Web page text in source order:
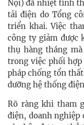
Nội) đã nhiệt tình
tải điện do Tổng
triển khai. Việc
công ty giảm được
thụ hàng tháng
trong việc phối hợp
pháp chống tổn
dưỡng hệ thống
Rõ ràng khi tham
điện, doanh nghiệp